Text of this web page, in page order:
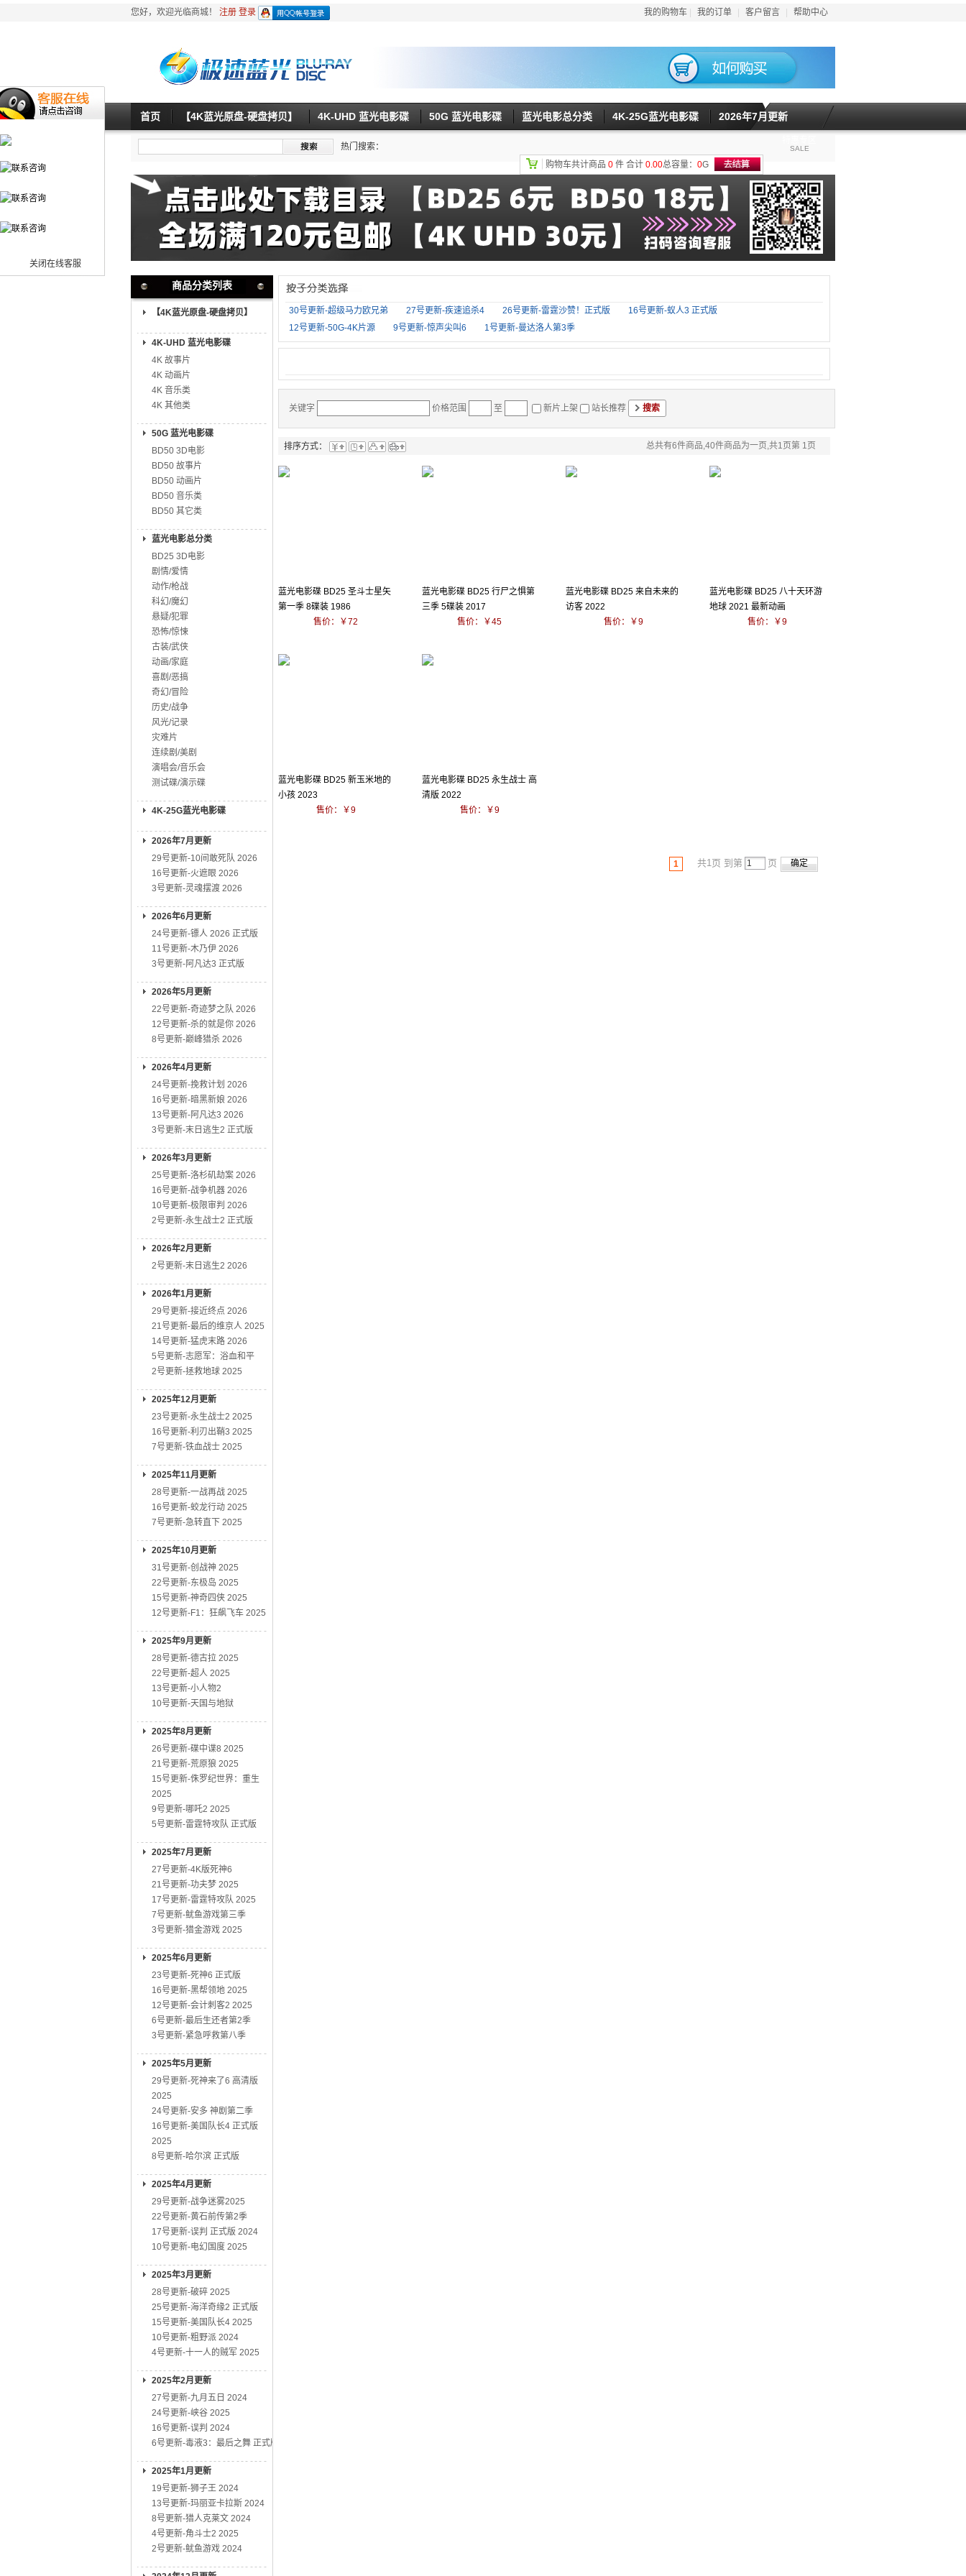
关闭在线客服
您好，欢迎光临商城！ 注册 登录 我的购物车 我的订单 客户留言 帮助中心
首页 【4K蓝光原盘-硬盘拷贝】 4K-UHD 蓝光电影碟 50G 蓝光电影碟 蓝光电影总分类 4K-25G蓝光电影碟 2026年7月更新
SALE
热门搜索：
购物车共计商品 0 件 合计 0.00总容量： 0G
商品分类列表
【4K蓝光原盘-硬盘拷贝】
4K-UHD 蓝光电影碟
4K 故事片
4K 动画片
4K 音乐类
4K 其他类
50G 蓝光电影碟
BD50 3D电影
BD50 故事片
BD50 动画片
BD50 音乐类
BD50 其它类
蓝光电影总分类
BD25 3D电影
剧情/爱情
动作/枪战
科幻/魔幻
悬疑/犯罪
恐怖/惊悚
古装/武侠
动画/家庭
喜剧/恶搞
奇幻/冒险
历史/战争
风光/记录
灾难片
连续剧/美剧
演唱会/音乐会
测试碟/演示碟
4K-25G蓝光电影碟
2026年7月更新
29号更新-10间敢死队 2026
16号更新-火遮眼 2026
3号更新-灵魂摆渡 2026
2026年6月更新
24号更新-镖人 2026 正式版
11号更新-木乃伊 2026
3号更新-阿凡达3 正式版
2026年5月更新
22号更新-奇迹梦之队 2026
12号更新-杀的就是你 2026
8号更新-巅峰猎杀 2026
2026年4月更新
24号更新-挽救计划 2026
16号更新-暗黑新娘 2026
13号更新-阿凡达3 2026
3号更新-末日逃生2 正式版
2026年3月更新
25号更新-洛杉矶劫案 2026
16号更新-战争机器 2026
10号更新-极限审判 2026
2号更新-永生战士2 正式版
2026年2月更新
2号更新-末日逃生2 2026
2026年1月更新
29号更新-接近终点 2026
21号更新-最后的维京人 2025
14号更新-猛虎末路 2026
5号更新-志愿军：浴血和平
2号更新-拯救地球 2025
2025年12月更新
23号更新-永生战士2 2025
16号更新-利刃出鞘3 2025
7号更新-铁血战士 2025
2025年11月更新
28号更新-一战再战 2025
16号更新-蛟龙行动 2025
7号更新-急转直下 2025
2025年10月更新
31号更新-创战神 2025
22号更新-东极岛 2025
15号更新-神奇四侠 2025
12号更新-F1：狂飙飞车 2025
2025年9月更新
28号更新-德古拉 2025
22号更新-超人 2025
13号更新-小人物2
10号更新-天国与地狱
2025年8月更新
26号更新-碟中谍8 2025
21号更新-荒原狼 2025
15号更新-侏罗纪世界：重生
2025
9号更新-哪吒2 2025
5号更新-雷霆特攻队 正式版
2025年7月更新
27号更新-4K版死神6
21号更新-功夫梦 2025
17号更新-雷霆特攻队 2025
7号更新-鱿鱼游戏第三季
3号更新-猎金游戏 2025
2025年6月更新
23号更新-死神6 正式版
16号更新-黑帮领地 2025
12号更新-会计刺客2 2025
6号更新-最后生还者第2季
3号更新-紧急呼救第八季
2025年5月更新
29号更新-死神来了6 高清版
2025
24号更新-安多 神剧第二季
16号更新-美国队长4 正式版
2025
8号更新-哈尔滨 正式版
2025年4月更新
29号更新-战争迷雾2025
22号更新-黄石前传第2季
17号更新-误判 正式版 2024
10号更新-电幻国度 2025
2025年3月更新
28号更新-破碎 2025
25号更新-海洋奇缘2 正式版
15号更新-美国队长4 2025
10号更新-粗野派 2024
4号更新-十一人的贼军 2025
2025年2月更新
27号更新-九月五日 2024
24号更新-峡谷 2025
16号更新-误判 2024
6号更新-毒液3：最后之舞 正式版
2025年1月更新
19号更新-狮子王 2024
13号更新-玛丽亚卡拉斯 2024
8号更新-猎人克莱文 2024
4号更新-角斗士2 2025
2号更新-鱿鱼游戏 2024
30号更新-超级马力欧兄弟 27号更新-疾速追杀4 26号更新-雷霆沙赞！正式版
16号更新-蚁人3 正式版
12号更新-50G-4K片源
9号更新-惊声尖叫6 1号更新-曼达洛人第3季
关键字 价格范围 至 新片上架 站长推荐
排序方式： 总共有6件商品,40件商品为一页,共1页第 1页
蓝光电影碟 BD25 圣斗士星矢
第一季 8碟装 1986
售价：￥72
蓝光电影碟 BD25 行尸之惧第
三季 5碟装 2017
售价：￥45
蓝光电影碟 BD25 来自未来的
访客 2022
售价：￥9
蓝光电影碟 BD25 八十天环游
地球 2021 最新动画
售价：￥9
蓝光电影碟 BD25 新玉米地的
小孩 2023
售价：￥9
蓝光电影碟 BD25 永生战士 高
清版 2022
售价：￥9
1 共1页 到第 页